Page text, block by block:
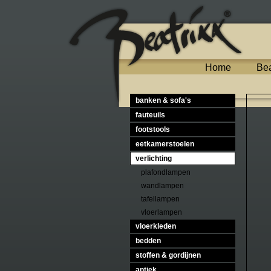
Home
banken & sofa's
fauteuils
footstools
eetkamerstoelen
verlichting
plafondlampen
wandlampen
tafellampen
vloerlampen
vloerkleden
bedden
stoffen & gordijnen